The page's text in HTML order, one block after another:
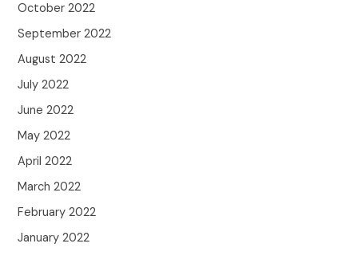
October 2022
September 2022
August 2022
July 2022
June 2022
May 2022
April 2022
March 2022
February 2022
January 2022